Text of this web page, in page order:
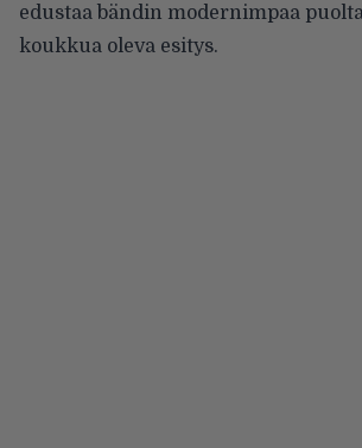
edustaa bändin modernimpaa
koukkua oleva esitys.